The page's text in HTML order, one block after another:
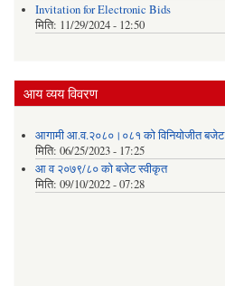
Invitation for Electronic Bids
मिति: 11/29/2024 - 12:50
आय व्यय विवरण
आगामी आ.व.२०८०।०८१ को विनियोजीत बजेट
मिति: 06/25/2023 - 17:25
आ व २०७९/८० को बजेट स्वीकृत
मिति: 09/10/2022 - 07:28